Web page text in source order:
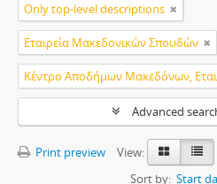
Only top-level descriptions
Εταιρεία Μακεδονικών Σπουδών
Advanced
Print preview
View:
Sort by: Start